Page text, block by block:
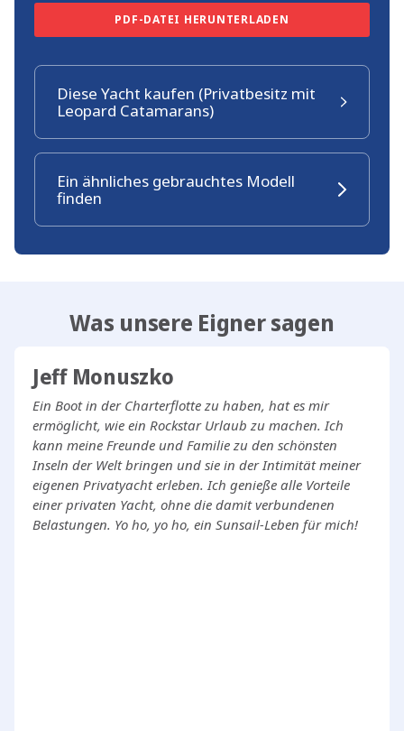
PDF-DATEI HERUNTERLADEN
Diese Yacht kaufen (Privatbesitz mit
Leopard Catamarans)
Ein ähnliches gebrauchtes Modell
finden
Was unsere Eigner sagen
Jeff Monuszko
Ein Boot in der Charterflotte zu haben, hat es mir
ermöglicht, wie ein Rockstar Urlaub zu machen. Ich
kann meine Freunde und Familie zu den schönsten
Inseln der Welt bringen und sie in der Intimität meiner
eigenen Privatyacht erleben. Ich genieße alle Vorteile
einer privaten Yacht, ohne die damit verbundenen
Belastungen. Yo ho, yo ho, ein Sunsail-Leben für mich!